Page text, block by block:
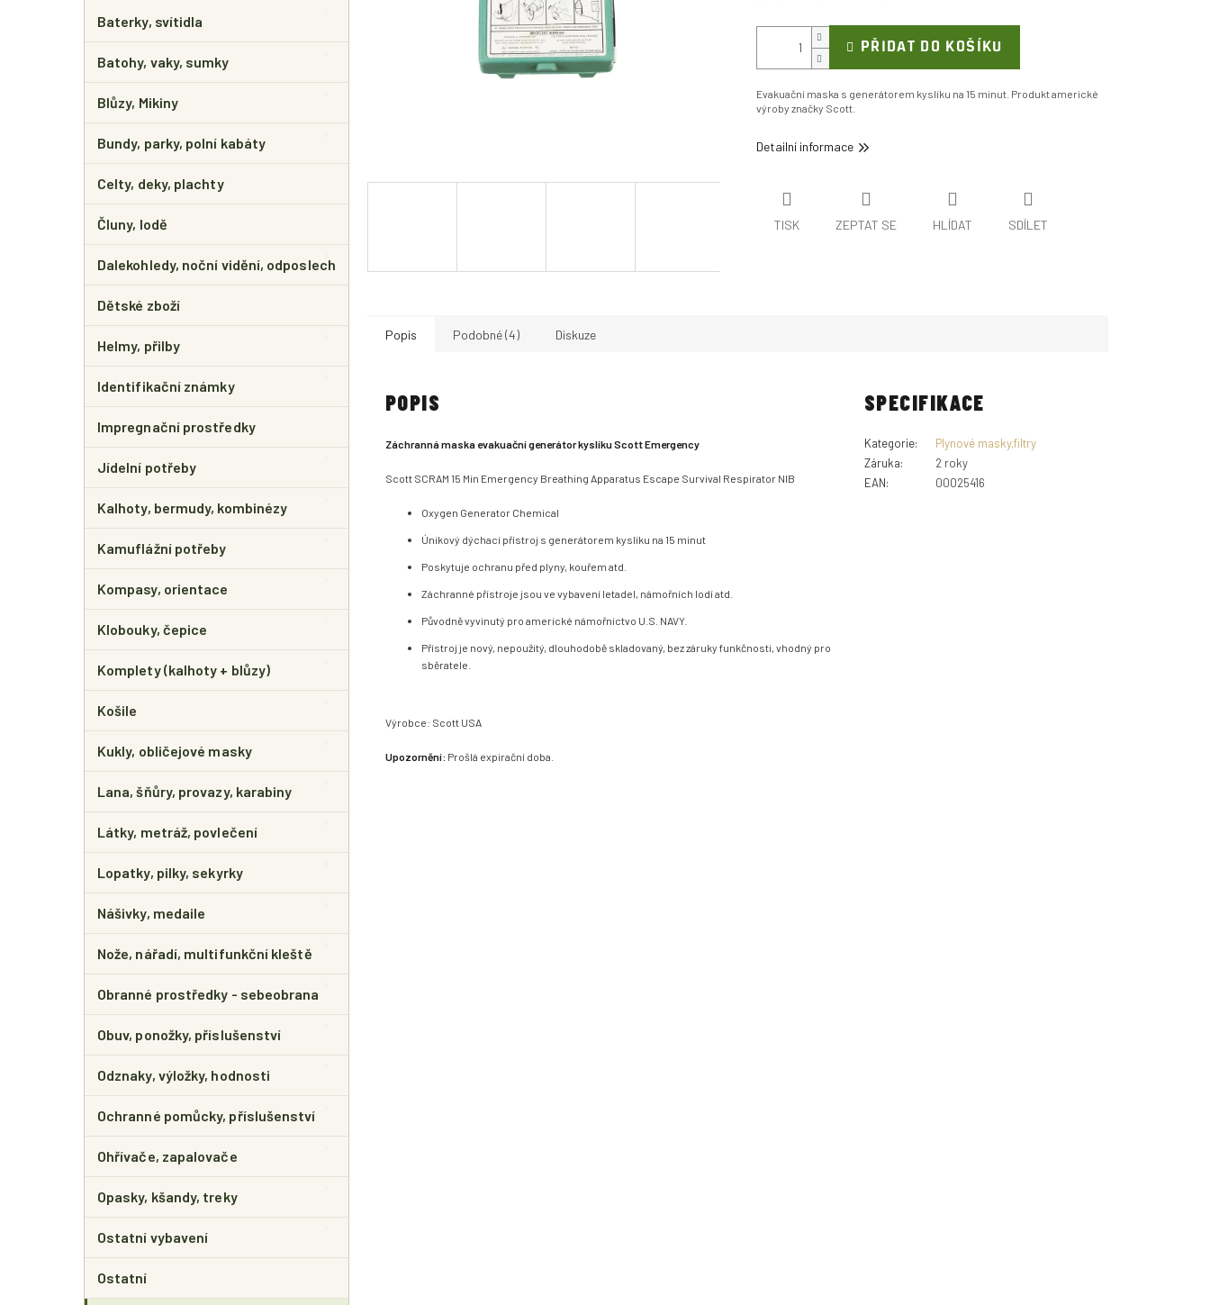
Baterky, svítidla
Batohy, vaky, sumky
Blůzy, Mikiny
Bundy, parky, polní kabáty
Celty, deky, plachty
Čluny, lodě
Dalekohledy, noční vidění, odposlech
Dětské zboží
Helmy, přilby
Identifikační známky
Impregnační prostředky
Jídelní potřeby
Kalhoty, bermudy, kombinézy
Kamuflážní potřeby
Kompasy, orientace
Klobouky, čepice
Komplety (kalhoty + blůzy)
Košile
Kukly, obličejové masky
Lana, šňůry, provazy, karabiny
Látky, metráž, povlečení
Lopatky, pilky, sekyrky
Nášivky, medaile
Nože, nářadí, multifunkční kleště
Obranné prostředky - sebeobrana
Obuv, ponožky, příslušenství
Odznaky, výložky, hodnosti
Ochranné pomůcky, příslušenství
Ohřívače, zapalovače
Opasky, kšandy, treky
Ostatní vybavení
Ostatní
PŘIDAT DO KOŠÍKU
Evakuační maska s generátorem kyslíku na 15 minut. Produkt americké
výroby značky Scott.
Detailní informace
TISK ZEPTAT SE HLÍDAT SDÍLET
Popis Podobné (4) Diskuze
POPIS
Záchranná maska evakuační generátor kyslíku Scott Emergency
Scott SCRAM 15 Min Emergency Breathing Apparatus Escape Survival Respirator NIB
Oxygen Generator Chemical
Únikový dýchací přístroj s generátorem kyslíku na 15 minut
Poskytuje ochranu před plyny, kouřem atd.
Záchranné přístroje jsou ve vybavení letadel, námořních lodí atd.
Původně vyvinutý pro americké námořnictvo U.S. NAVY.
Přístroj je nový, nepoužitý, dlouhodobě skladovaný, bez záruky funkčnosti, vhodný pro
sběratele.
Výrobce: Scott USA
Upozornění: Prošlá expirační doba.
SPECIFIKACE
Kategorie:
Plynové masky,filtry
Záruka:
2 roky
EAN: 00025416